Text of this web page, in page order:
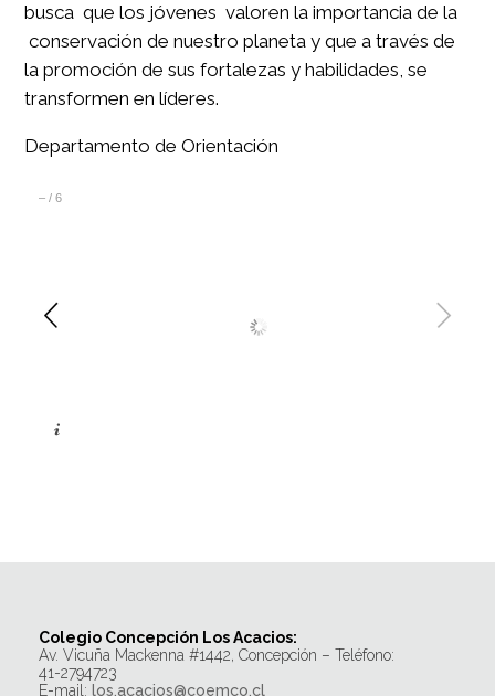
busca que los jóvenes valoren la importancia de la
conservación de nuestro planeta y que a través de
la promoción de sus fortalezas y habilidades, se
transformen en líderes.
Departamento de Orientación
– /6
Colegio Concepción Los Acacios:
Av. Vicuña Mackenna #1442, Concepción – Teléfono:
41-2794723
E-mail: los.acacios@coemco.cl